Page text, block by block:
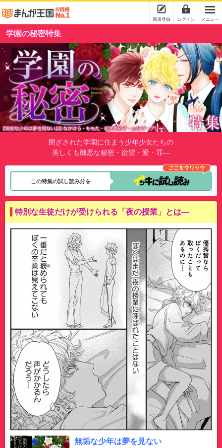
新規登録 ログイン メニュー
学園の秘密特集
閉ざされた学園に住まう少年少女たちの
美しくも醜悪な秘密・欲望・愛・罪―
この特集の試し読み分を
特別な生徒だけが受けられる「夜の授業」とは―
無垢な少年は夢を見ない